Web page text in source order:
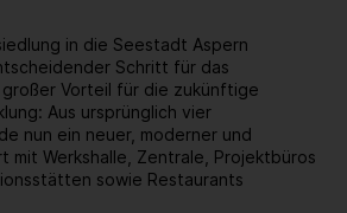
in die Seestadt Aspern
Schritt für das
Vorteil für die zukünftige
Aus ursprünglich vier
nun ein neuer, moderner und
mit Werkshalle, Zentrale, Projektbüros
sowie Restaurants